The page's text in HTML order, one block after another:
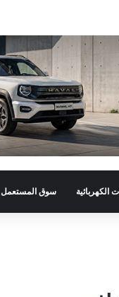
الكهربائية سوق المستعمل